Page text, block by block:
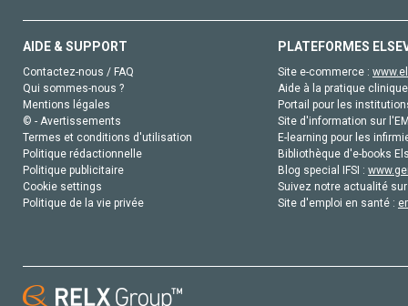
AIDE & SUPPORT
Contactez-nous / FAQ
Qui sommes-nous ?
Mentions légales
© - Avertissements
Termes et conditions d'utilisation
Politique rédactionnelle
Politique publicitaire
Cookie settings
Politique de la vie privée
PLATEFORMES
Site e-commerce :
Aide à la pratique
Portail pour les
Site d'information sur
E-learning pour les
Bibliothèque d'e-books
Blog special IFSI :
Suivez notre actualité
Site d'emploi en santé :